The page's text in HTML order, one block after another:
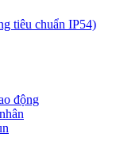
tiêu chuẩn IP54)
động